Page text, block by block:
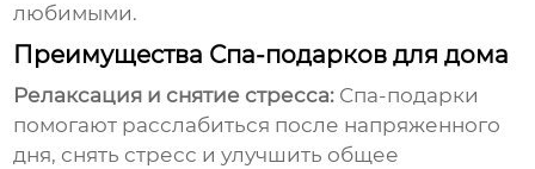
любимыми.
Преимущества Спа-подарков для дома
Релаксация и снятие стресса: Спа-подарки
помогают расслабиться после напряженного
дня, снять стресс и улучшить общее